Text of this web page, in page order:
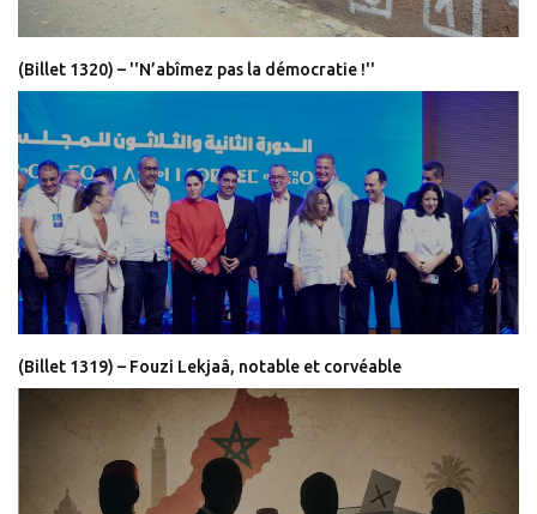
(Billet 1320) – ''N’abîmez pas la démocratie !''
(Billet 1319) – Fouzi Lekjaâ, notable et corvéable